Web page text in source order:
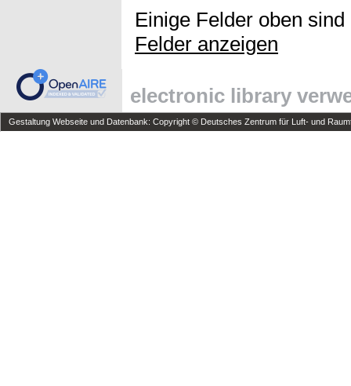
Einige Felder oben
Felder anzeigen
electronic library
Gestaltung Webseite und Datenbank: Copyright © Deutsches Zentrum für Luft- und